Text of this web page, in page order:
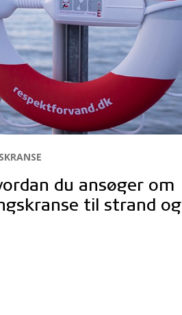
du ansøger om
til strand og